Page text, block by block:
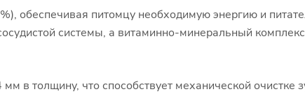
обеспечивая питомцу необходимую энергию и
системы, а витаминно-минеральный
толщину, что способствует механической очистке